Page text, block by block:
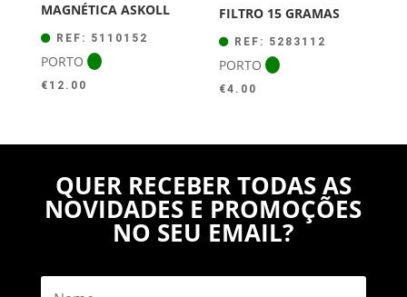
MAGNÉTICA ASKOLL
REF: 5110152
PORTO
€ 12.00
FILTRO 15 GRAMAS
REF: 5283112
PORTO
€4.00
QUER RECEBER TODAS AS
NOVIDADES E PROMOÇÕES
NO SEU EMAIL?